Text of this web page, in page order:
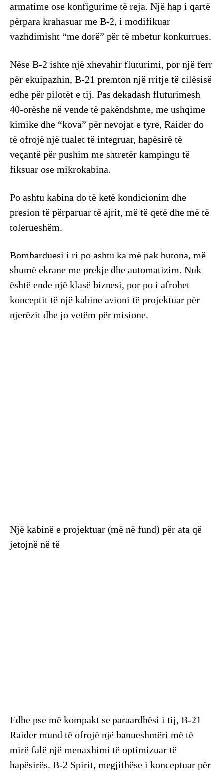
armatime ose konfigurime të reja. Një hap i qartë
përpara krahasuar me B-2, i modifikuar
vazhdimisht “me dorë” për të mbetur konkurrues.
Nëse B-2 ishte një xhevahir fluturimi, por një ferr
për ekuipazhin, B-21 premton një rritje të cilësisë
edhe për pilotët e tij. Pas dekadash fluturimesh
40-orëshe në vende të pakëndshme, me ushqime
kimike dhe “kova” për nevojat e tyre, Raider do
të ofrojë një tualet të integruar, hapësirë të
veçantë për pushim me shtretër kampingu të
fiksuar ose mikrokabina.
Po ashtu kabina do të ketë kondicionim dhe
presion të përparuar të ajrit, më të qetë dhe më të
tolerueshëm.
Bombarduesi i ri po ashtu ka më pak butona, më
shumë ekrane me prekje dhe automatizim. Nuk
është ende një klasë biznesi, por po i afrohet
konceptit të një kabine avioni të projektuar për
njerëzit dhe jo vetëm për misione.
Një kabinë e projektuar (më në fund) për ata që
jetojnë në të
Edhe pse më kompakt se paraardhësi i tij, B-21
Raider mund të ofrojë një banueshmëri më të
mirë falë një menaxhimi të optimizuar të
hapësirës. B-2 Spirit, megjithëse i konceptuar për